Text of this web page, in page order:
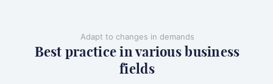
Adapt to changes in demands
Best practice in various business
fields